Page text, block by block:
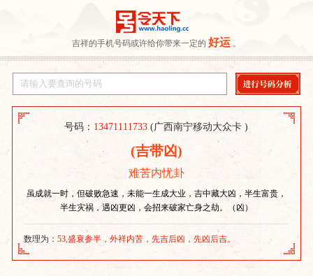
吉祥的手机号码或许给你带来一定的 好运 。
号码： 13471111733 (广西南宁移动大众卡 )
(吉带凶)
难苦内忧卦
虽成就一时，但破败急速，未能一生成大业，吉中藏大凶，半生富贵，
半生灾祸，遇凶更凶，会招来破家亡身之劫。（凶）
数理为：53,盛衰参半，外祥内苦，先吉后凶，先凶后吉。